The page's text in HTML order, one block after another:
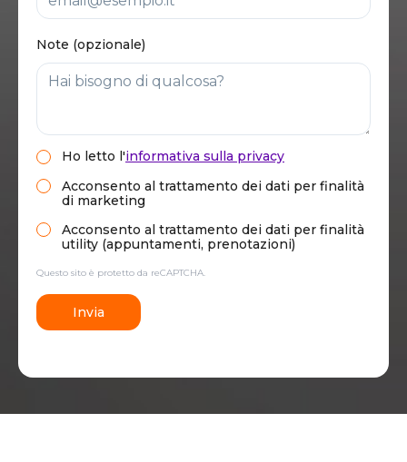
Note (opzionale)
Ho letto l'informativa sulla privacy
Acconsento al trattamento dei dati per finalità
di marketing
Acconsento al trattamento dei dati per finalità
utility (appuntamenti, prenotazioni)
Questo sito è protetto da reCAPTCHA.
Invia